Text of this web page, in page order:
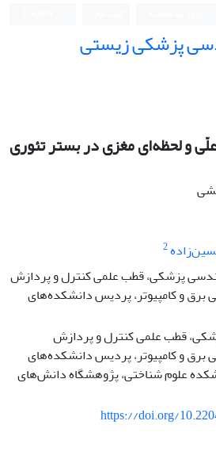
پزشکی زیستی
و لحظه‌ای مغزی در بستر تئوری
2
پزشکی، قطب علمی کنترل و پردازش
و کامپیوتر، پردیس دانشکده‌های
قطب علمی کنترل و پردازش
و کامپیوتر، پردیس دانشکده‌های
علوم شناختی، پژوهشگاه دانش‌های
https://doi.org/